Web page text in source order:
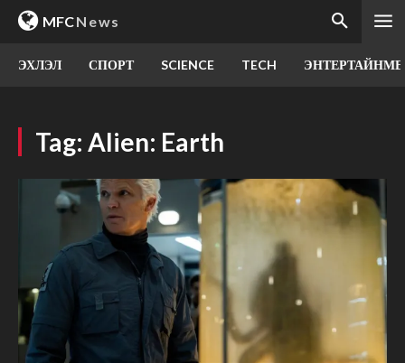
MFCNews
ЭХЛЭЛ СПОРТ SCIENCE TECH
Tag: Alien: Earth